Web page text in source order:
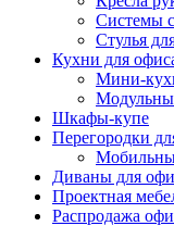
Системы
Стулья
Кухни для
Мини-
Шкафы-купе
Перегородки
Диваны для
Проектная
Распродажа